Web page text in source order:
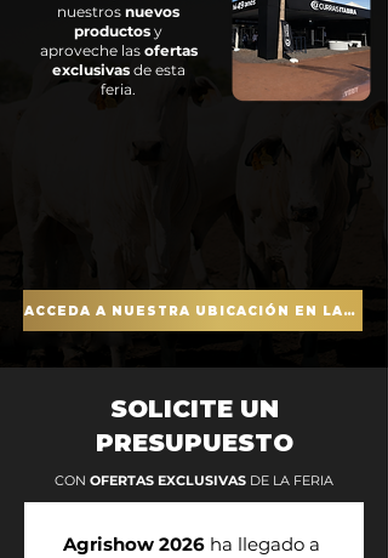
nuestros nuevos
productos y
aproveche las ofertas
exclusivasde esta
feria.
ACCEDA A NUESTRA UBICACIÓN EN LA FERIA
SOLICITE UN
PRESUPUESTO
CON OFERTAS EXCLUSIVAS DE LA FERIA
Agrishow 2026 ha llegado a